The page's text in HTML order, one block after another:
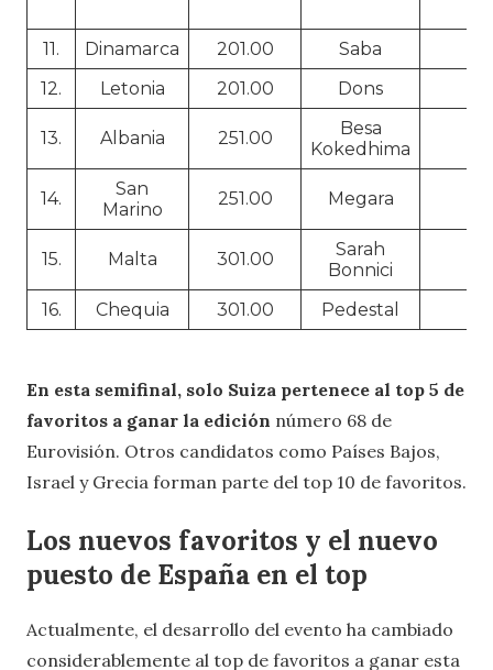
11.
Dinamarca 201.00 Saba
12.
Letonia 201.00 Dons
13. Albania 251.00
Besa
Kokedhima
14.
San
Marino
251.00 Megara
15. Malta 301.00
Sarah
Bonnici
16. Chequia 301.00 Pedestal
En esta semifinal, solo Suiza pertenece al top 5 de
favoritos a ganar la edición número 68 de
Eurovisión. Otros candidatos como Países Bajos,
Israel y Grecia forman parte del top 10 de favoritos.
Los nuevos favoritos y el nuevo
puesto de España en el top
Actualmente, el desarrollo del evento ha cambiado
considerablemente al top de favoritos a ganar esta